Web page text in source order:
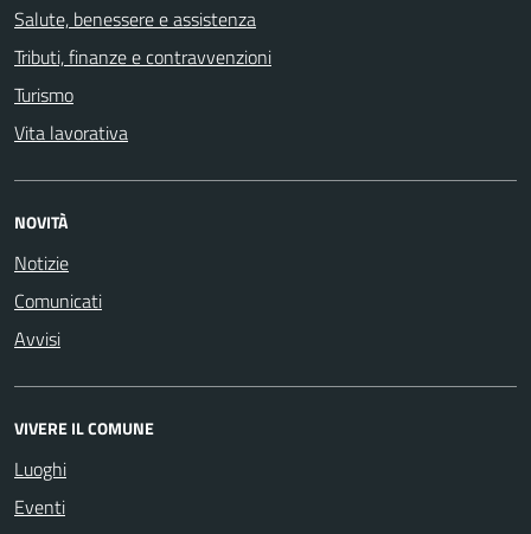
Salute, benessere e assistenza
Tributi, finanze e contravvenzioni
Turismo
Vita lavorativa
NOVITÀ
Notizie
Comunicati
Avvisi
VIVERE IL COMUNE
Luoghi
Eventi